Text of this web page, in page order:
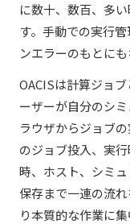
に数十、数百、多
す。手動での実行
ンエラーのもとにも
OACISは計算ジョ
ーザーが自分のシ
ラウザからジョブ
のジョブ投入、実
時、ホスト、シミ
保存まで一連の流
り本質的な作業に